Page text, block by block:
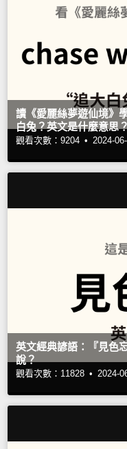
讀《愛麗絲夢遊仙境》
白兔？英文是什麼意思
觀看次數：9204 • 2024-
英文經典諺語：『見色
說？
觀看次數：11828 • 2024-